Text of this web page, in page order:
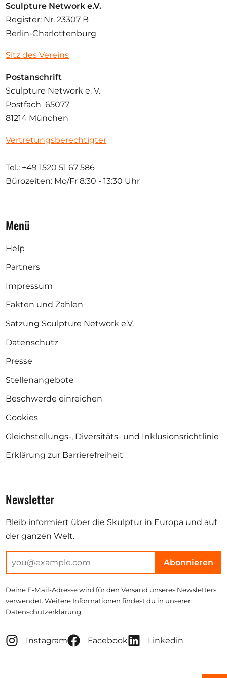
Sculpture Network e.V.
Register: Nr. 23307 B
Berlin-Charlottenburg
Sitz des Vereins
Postanschrift
Sculpture Network e. V.
Postfach 65077
81214 München
Vertretungsberechtigter
Tel.: +49 1520 51 67 586
Bürozeiten: Mo/Fr 8:30 - 13:30 Uhr
Menü
Help
Partners
Impressum
Fakten und Zahlen
Satzung Sculpture Network e.V.
Datenschutz
Presse
Stellenangebote
Beschwerde einreichen
Cookies
Gleichstellungs-, Diversitäts- und Inklusionsrichtlinie
Erklärung zur Barrierefreiheit
Newsletter
Bleib informiert über die Skulptur in Europa und auf
der ganzen Welt.
Abonnieren
Deine E-Mail-Adresse wird für den Versand unseres Newsletters
verwendet. Weitere Informationen findest du in unserer
Datenschutzerklärung.
Instagram Facebook Linkedin